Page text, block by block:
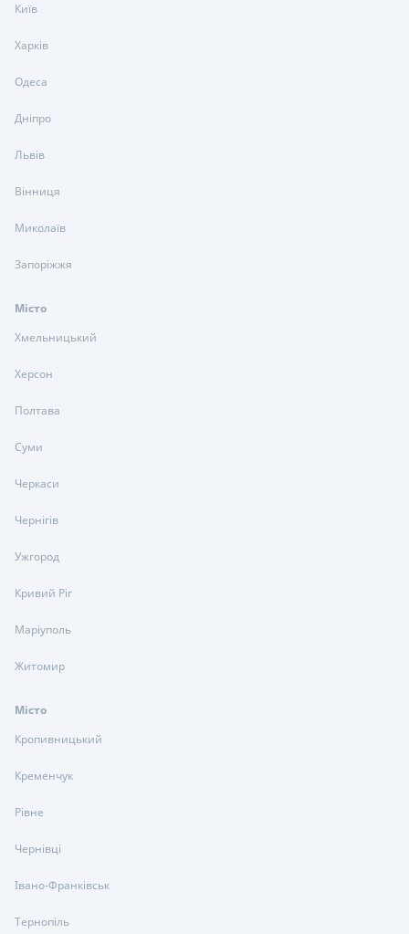
Київ
Харків
Одеса
Дніпро
Львів
Вінниця
Миколаїв
Запоріжжя
Місто
Хмельницький
Херсон
Полтава
Суми
Черкаси
Чернігів
Ужгород
Кривий Ріг
Маріуполь
Житомир
Місто
Кропивницький
Кременчук
Рівне
Чернівці
Івано-Франківськ
Тернопіль